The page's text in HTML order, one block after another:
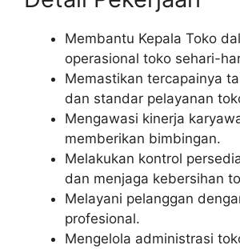
Membantu Kepala Toko
operasional toko sehari-
Memastikan tercapainya
dan standar pelayanan
Mengawasi kinerja
memberikan bimbingan.
Melakukan kontrol
dan menjaga kebersihan
Melayani pelanggan
profesional.
Mengelola administrasi